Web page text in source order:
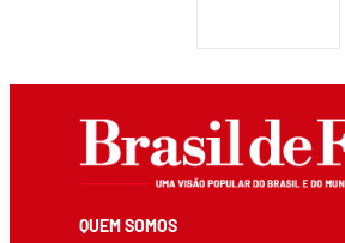
QUEM SOMOS